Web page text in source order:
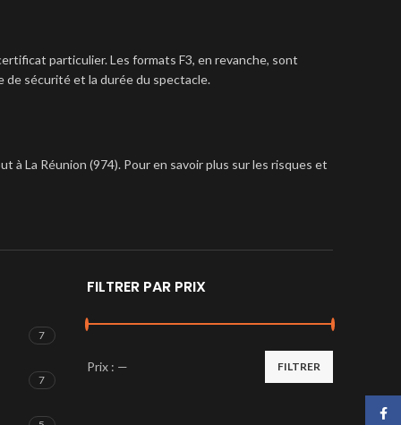
particulier. Les formats F3, en revanche, sont
de sécurité et la durée du spectacle.
à La Réunion (974). Pour en savoir plus sur les risques et
7
7
FILTRER PAR PRIX
FILTRER
Prix : —